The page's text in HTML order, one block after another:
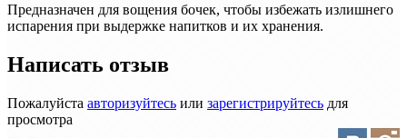
Предназначен для вощения бочек, чтобы избежать излишнего
испарения при выдержке напитков и их хранения.
Написать отзыв
Пожалуйста авторизуйтесь или зарегистрируйтесь для
просмотра